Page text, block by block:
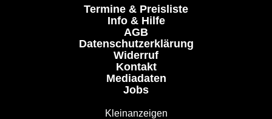
Termine & Preisliste
Info & Hilfe
AGB
Datenschutzerklärung
Widerruf
Kontakt
Mediadaten
Jobs
Kleinanzeigen